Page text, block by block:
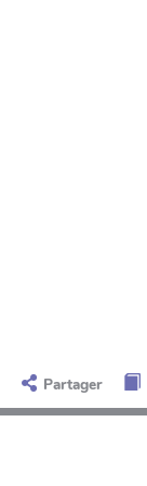
Partager